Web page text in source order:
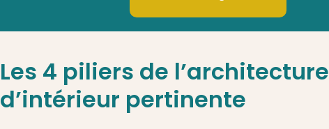
Les 4 piliers de l’architecture
d’intérieur pertinente